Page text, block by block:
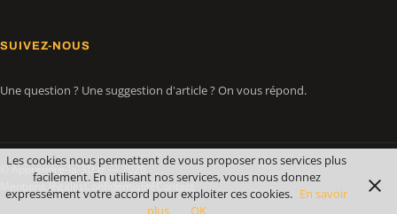
SUIVEZ-NOUS
Une question ? Une suggestion d'article ? On vous répond.
© Apprendre-la-3D.fr — 2026
Mentions légalesConfidentialitéContact
Les cookies nous permettent de vous proposer nos services plus
facilement. En utilisant nos services, vous nous donnez
expressément votre accord pour exploiter ces cookies. En savoir
plus
OK